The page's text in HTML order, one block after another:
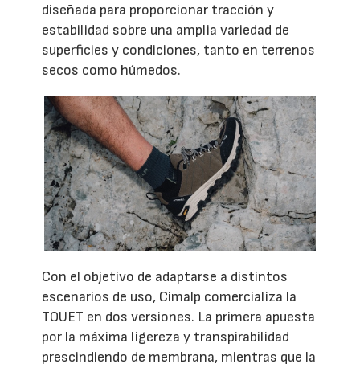
diseñada para proporcionar tracción y
estabilidad sobre una amplia variedad de
superficies y condiciones, tanto en terrenos
secos como húmedos.
Con el objetivo de adaptarse a distintos
escenarios de uso, Cimalp comercializa la
TOUET en dos versiones. La primera apuesta
por la máxima ligereza y transpirabilidad
prescindiendo de membrana, mientras que la